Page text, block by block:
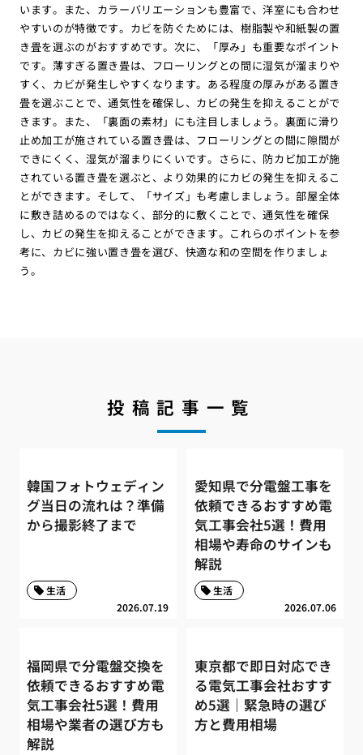
います。また、カラーバリエーションも豊富で、洋室にも合わせ
やすいのが特徴です。カビを防ぐためには、樹脂製や和紙製の置
き畳を選ぶのがおすすめです。次に、「厚み」も重要なポイント
です。薄すぎる置き畳は、フローリングとの間に湿気が溜まりや
すく、カビが発生しやすくなります。ある程度の厚みがある置き
畳を選ぶことで、通気性を確保し、カビの発生を抑えることがで
きます。また、「裏面の素材」にも注目しましょう。裏面に滑り
止め加工が施されている置き畳は、フローリングとの間に隙間が
できにくく、湿気が溜まりにくいです。さらに、防カビ加工が施
されている置き畳を選ぶと、より効果的にカビの発生を抑えるこ
とができます。そして、「サイズ」も考慮しましょう。部屋全体
に敷き詰めるのではなく、部分的に敷くことで、通気性を確保
し、カビの発生を抑えることができます。これらのポイントを参
考に、カビに強い置き畳を選び、快適な和の空間を作りましょ
う。
投稿記事一覧
韓国フォトウェディン
グ当日の流れは？準備
から撮影終了まで
2026.07.19
生活
愛知県で分電盤工事を
依頼できるおすすめ電
気工事会社5選！費用
相場や寿命のサインも
解説
2026.07.06
生活
福岡県で分電盤交換を
依頼できるおすすめ電
気工事会社5選！費用
相場や業者の選び方も
解説
東京都で即日対応でき
る電気工事会社おすす
め5選｜緊急時の選び
方と費用相場